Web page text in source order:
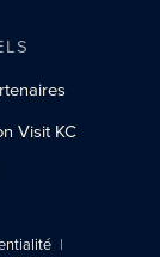
Visit KC